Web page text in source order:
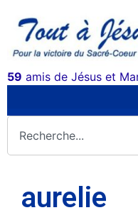
59 amis de Jésus et
aurelie